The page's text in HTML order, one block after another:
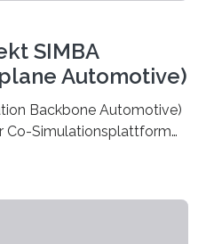
SIMBA
Automotive)
Backbone Automotive)
Co-Simulationsplattform